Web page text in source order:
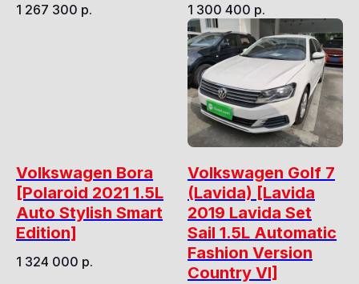
1 267 300 р. 1 300 400 р.
Volkswagen Bora
[Polaroid 2021 1.5L
Auto Stylish Smart
Edition]
1 324 000 р.
Volkswagen Golf 7
(Lavida) [Lavida
2019 Lavida Set
Sail 1.5L Automatic
Fashion Version
Country VI]